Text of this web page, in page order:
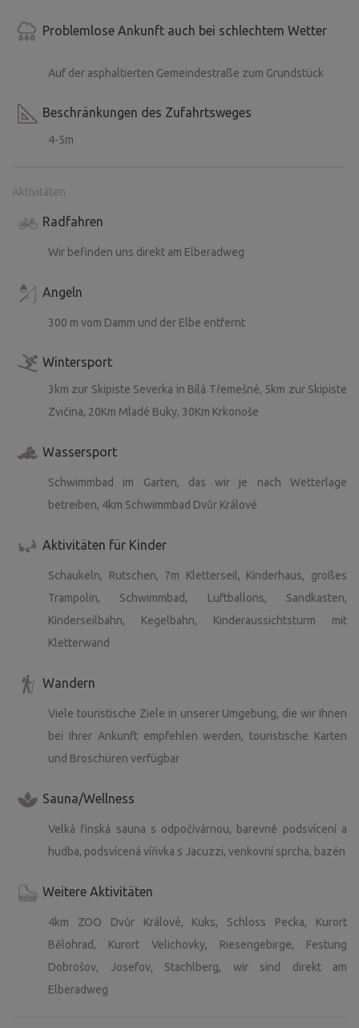
Problemlose Ankunft auch bei schlechtem Wetter
Auf der asphaltierten Gemeindestraße zum Grundstück
Beschränkungen des Zufahrtsweges
4-5m
Aktivitäten
Radfahren
Wir befinden uns direkt am Elberadweg
Angeln
300 m vom Damm und der Elbe entfernt
Wintersport
3km zur Skipiste Severka in Bílá Třemešné, 5km zur Skipiste
Zvičina, 20Km Mladé Buky, 30Km Krkonoše
Wassersport
Schwimmbad im Garten, das wir je nach Wetterlage
betreiben, 4km Schwimmbad Dvůr Králové
Aktivitäten für Kinder
Schaukeln, Rutschen, 7m Kletterseil, Kinderhaus, großes
Trampolin, Schwimmbad, Luftballons, Sandkasten,
Kinderseilbahn, Kegelbahn, Kinderaussichtsturm mit
Kletterwand
Wandern
Viele touristische Ziele in unserer Umgebung, die wir Ihnen
bei Ihrer Ankunft empfehlen werden, touristische Karten
und Broschüren verfügbar
Sauna/Wellness
Velká finská sauna s odpočívárnou, barevné podsvícení a
hudba, podsvícená vířivka s Jacuzzi, venkovní sprcha, bazén
Weitere Aktivitäten
4km ZOO Dvůr Králové, Kuks, Schloss Pecka, Kurort
Bělohrad, Kurort Velichovky, Riesengebirge, Festung
Dobrošov, Josefov, Stachlberg, wir sind direkt am
Elberadweg